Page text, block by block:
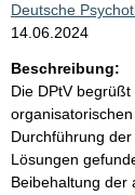
Deutsche
14.06.2024
Beschreibung:
Die DPtV
Durchführung
Lösungen
Beibehaltung der